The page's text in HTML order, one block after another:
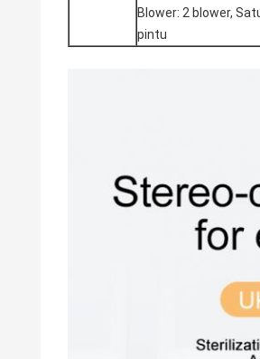
Blower: 2 blower,
pintu